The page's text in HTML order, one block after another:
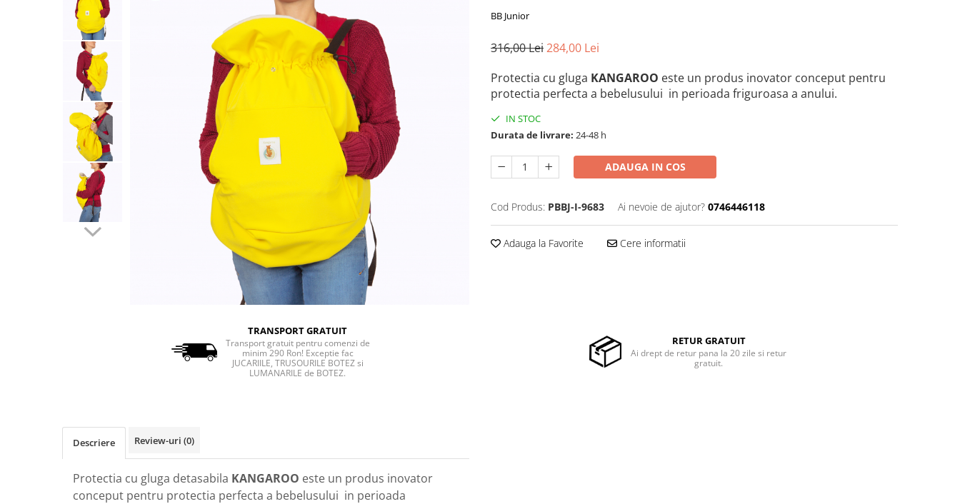
Fulare si esarfe
Saci de dormit bebe
Perii de par bebe
BB Junior
316,00 Lei284,00 Lei
Protectia cu gluga KANGAROO este un produs inovator conceput pentru
protectia perfecta a bebelusului in perioada friguroasa a anului.
IN STOC
Durata de livrare: 24-48 h
ADAUGA IN COS
Cod Produs: PBBJ-I-9683 Ai nevoie de ajutor? 0746446118
Adauga la Favorite Cere informatii
TRANSPORT GRATUIT
Transport gratuit pentru comenzi de
minim 290 Ron! Exceptie fac
JUCARIILE, TRUSOURILE BOTEZ si
LUMANARILE de BOTEZ.
RETUR GRATUIT
Ai drept de retur pana la 20 zile si retur
gratuit.
Descriere Review-uri (0)
Protectia cu gluga detasabila KANGAROO este un produs inovator
conceput pentru protectia perfecta a bebelusului in perioada